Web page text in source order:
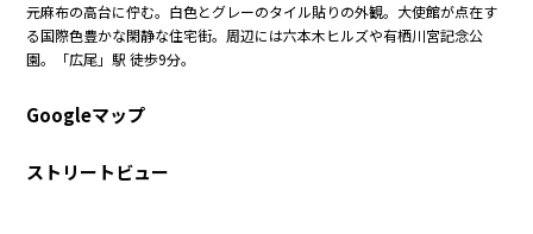
元麻布の高台に佇む。白色とグレーのタイル貼りの外観。大使館が点在す
る国際色豊かな閑静な住宅街。周辺には六本木ヒルズや有栖川宮記念公
園。「広尾」駅 徒歩9分。
Googleマップ
ストリートビュー